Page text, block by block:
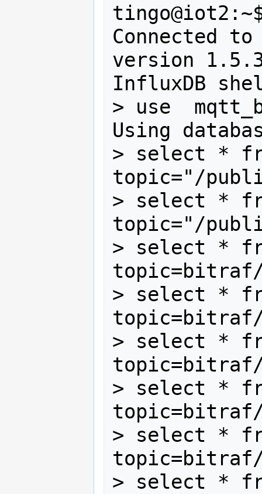
Connected
version
InfluxDB
> use
Using
> select *
topic="/
> select *
topic="/
> select *
topic=bitraf/
> select *
> select *
> select *
topic=bitraf/
> select *
topic=bitraf/
> select *